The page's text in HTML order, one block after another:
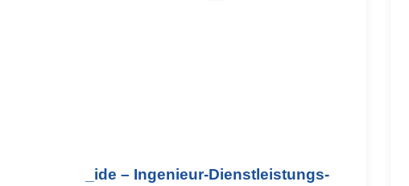
_ide – Ingenieur-Dienstleistungs-